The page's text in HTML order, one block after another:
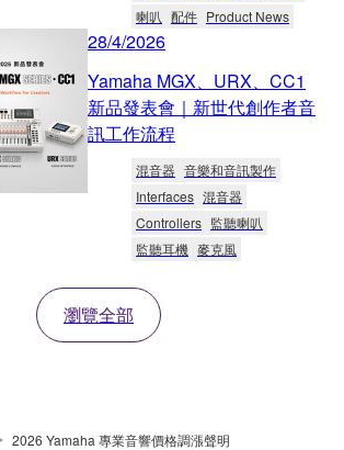
喇叭 配件 Product News
28/4/2026
Yamaha MGX、URX、CC1
新品發表會｜新世代創作者音
訊工作流程
混音器 音樂和音訊製作
Interfaces 混音器
Controllers 監聽喇叭
監聽耳機 麥克風
瀏覽全部
2026 Yamaha 專業音響價格調漲聲明